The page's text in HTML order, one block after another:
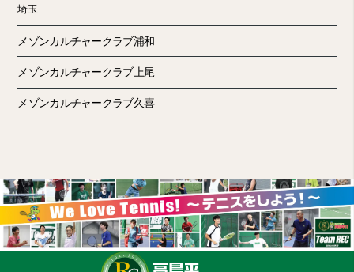
埼玉
メゾンカルチャークラブ浦和
メゾンカルチャークラブ上尾
メゾンカルチャークラブ久喜